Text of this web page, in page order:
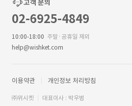
고객 문의
02-6925-4849
10:00-18:00 주말·공휴일 제외
help@wishket.com
이용약관 개인정보 처리방침
㈜위시켓
대표이사 : 박우범